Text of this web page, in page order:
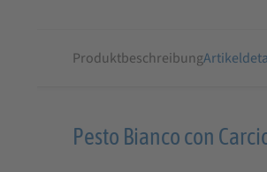
Produktbeschreibung
Produktbeschreibung
Pesto Bianco con